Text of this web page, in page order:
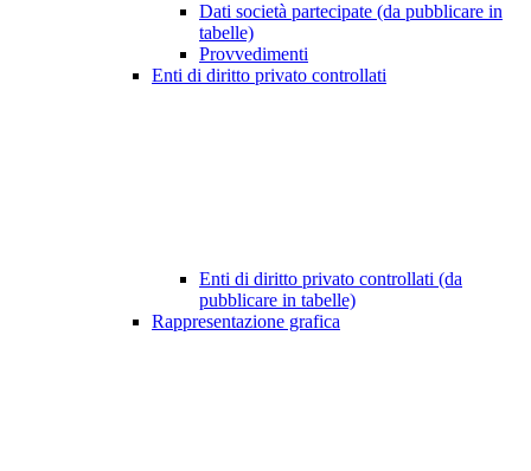
Dati società partecipate (da pubblicare in
tabelle)
Provvedimenti
Enti di diritto privato controllati
Enti di diritto privato controllati (da
pubblicare in tabelle)
Rappresentazione grafica